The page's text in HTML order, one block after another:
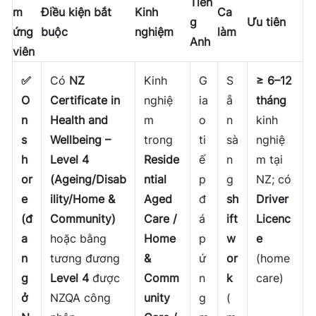
m
ứng
viên
Điều kiện bắt
buộc
Kinh
nghiệm
g
Anh
Ca
làm
Ưu tiên
✅
O
n
s
h
or
e
(đ
a
n
g
ở
Có NZ
Certificate in
Health and
Wellbeing –
Level 4
(Ageing/Disab
ility/Home &
Community)
hoặc bằng
tương đương
Level 4 được
NZQA công
Kinh
nghiệ
m
trong
Reside
ntial
Aged
Care /
Home
&
Comm
unity
G
ia
o
ti
ế
p
đ
á
p
ứ
n
g
S
ẵ
n
sà
n
g
sh
ift
w
or
k
(
≥ 6–12
tháng
kinh
nghiệ
m tại
NZ; có
Driver
Licenc
e
(home
care)